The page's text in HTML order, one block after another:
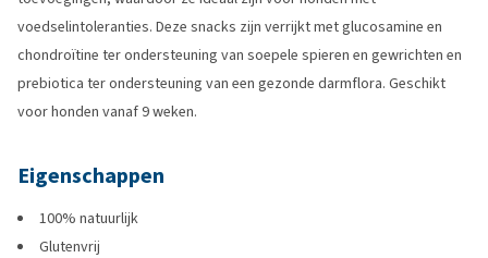
voedselintoleranties. Deze snacks zijn verrijkt met glucosamine en
chondroïtine ter ondersteuning van soepele spieren en gewrichten en
prebiotica ter ondersteuning van een gezonde darmflora. Geschikt
voor honden vanaf 9 weken.
Eigenschappen
100% natuurlijk
Glutenvrij